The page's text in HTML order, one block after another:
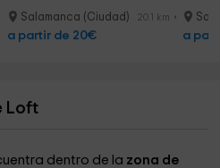
Salamanca (Ciudad) 20.1 km
a partir de 20€ a
Loft
dentro de la zona de